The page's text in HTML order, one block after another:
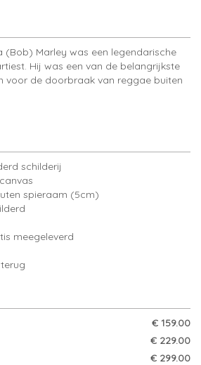
(Bob) Marley was een legendarische
Hij was een van de belangrijkste
voor de doorbraak van reggae buiten
schilderij
spieraam (5cm)
meegeleverd
€ 159.00
€ 229.00
€ 299.00